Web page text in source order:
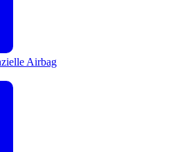
Airbag